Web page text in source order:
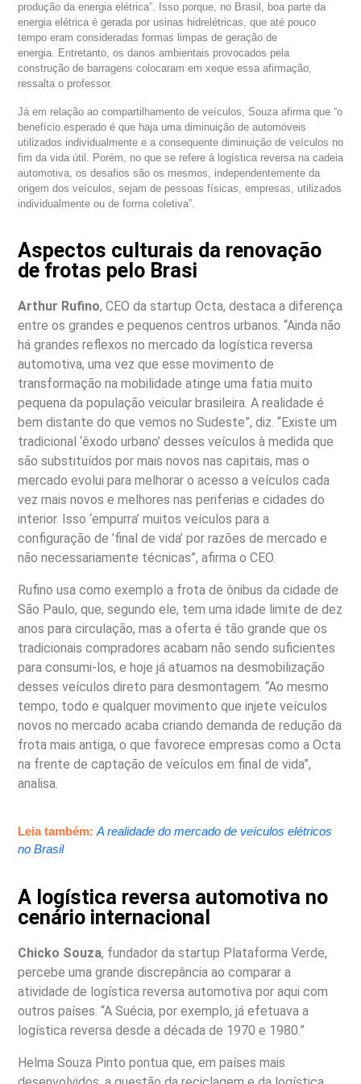
produção da energia elétrica”. Isso porque, no Brasil, boa parte da
energia elétrica é gerada por usinas hidrelétricas, que até pouco
tempo eram consideradas formas limpas de geração de
energia. Entretanto, os danos ambientais provocados pela
construção de barragens colocaram em xeque essa afirmação,
ressalta o professor.
Já em relação ao compartilhamento de veículos, Souza afirma que “o
benefício esperado é que haja uma diminuição de automóveis
utilizados individualmente e a consequente diminuição de veículos no
fim da vida útil. Porém, no que se refere à logística reversa na cadeia
automotiva, os desafios são os mesmos, independentemente da
origem dos veículos, sejam de pessoas físicas, empresas, utilizados
individualmente ou de forma coletiva”.
Aspectos culturais da renovação
de frotas pelo Brasi
Arthur Rufino, CEO da startup Octa, destaca a diferença
entre os grandes e pequenos centros urbanos. “Ainda não
há grandes reflexos no mercado da logística reversa
automotiva, uma vez que esse movimento de
transformação na mobilidade atinge uma fatia muito
pequena da população veicular brasileira. A realidade é
bem distante do que vemos no Sudeste”, diz. “Existe um
tradicional ‘êxodo urbano’ desses veículos à medida que
são substituídos por mais novos nas capitais, mas o
mercado evolui para melhorar o acesso a veículos cada
vez mais novos e melhores nas periferias e cidades do
interior. Isso ‘empurra’ muitos veículos para a
configuração de ’final de vida’ por razões de mercado e
não necessariamente técnicas”, afirma o CEO.
Rufino usa como exemplo a frota de ônibus da cidade de
São Paulo, que, segundo ele, tem uma idade limite de dez
anos para circulação, mas a oferta é tão grande que os
tradicionais compradores acabam não sendo suficientes
para consumi-los, e hoje já atuamos na desmobilização
desses veículos direto para desmontagem. “Ao mesmo
tempo, todo e qualquer movimento que injete veículos
novos no mercado acaba criando demanda de redução da
frota mais antiga, o que favorece empresas como a Octa
na frente de captação de veículos em final de vida”,
analisa.
Leia também: A realidade do mercado de veículos elétricos
no Brasil
A logística reversa automotiva no
cenário internacional
Chicko Souza, fundador da startup Plataforma Verde,
percebe uma grande discrepância ao comparar a
atividade de logística reversa automotiva por aqui com
outros países. “A Suécia, por exemplo, já efetuava a
logística reversa desde a década de 1970 e 1980.”
Helma Souza Pinto pontua que, em países mais